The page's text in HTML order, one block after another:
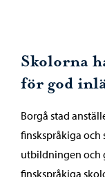
Skolorna
för god
Borgå stad
finskspråkiga
utbildningen och
finskspråkiga